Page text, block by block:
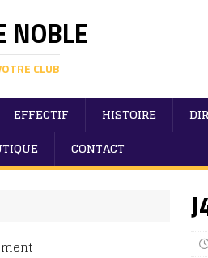
NOBLE
CLUB
EFFECTIF HISTOIRE
CONTACT